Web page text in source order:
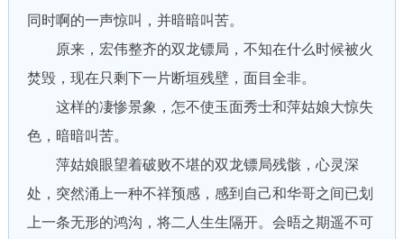
同时啊的一声惊叫，并暗暗叫苦。
原来，宏伟整齐的双龙镖局，不知在什么时候被火
焚毁，现在只剩下一片断垣残壁，面目全非。
这样的凄惨景象，怎不使玉面秀士和萍姑娘大惊失
色，暗暗叫苦。
萍姑娘眼望着破败不堪的双龙镖局残骸，心灵深
处，突然涌上一种不祥预感，感到自己和华哥之间已划
上一条无形的鸿沟，将二人生生隔开。会晤之期遥不可